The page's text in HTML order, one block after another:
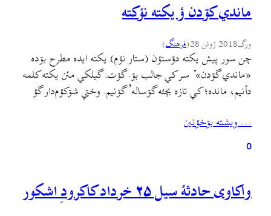
ماندي کۊدن ؤ یکته نؤکته
ورگ2018 ژوئن 28 (فرهنگ)
چن سور پیش یکته دۊستؤن (ستار نؤم) يکته ايده مطرح بۊده
«ماندي گۊدن» ٚ سر کي جالب بۊ. گۊت: گيلکي مئن يکته کلمه
دأنيم، مانده؛ کي تازه بچئه گۊساله’ گۊنيم. وختي شۊکؤم‌دار گؤ
بمأبۊن. يعني هأني خسته بۊبؤم کي بخيالي شۊکؤم‌دار گؤ ٚ مۊرسؤن
تازه…
… ويشته بۊخؤنين
0
واکاوی حادثهٔ سیل ۲۵ خرداد کاکرودِ اشکور